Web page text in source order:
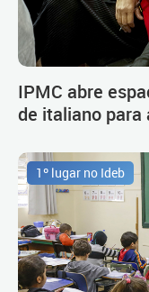
IPMC abre
de italiano para
1º lugar no Ideb